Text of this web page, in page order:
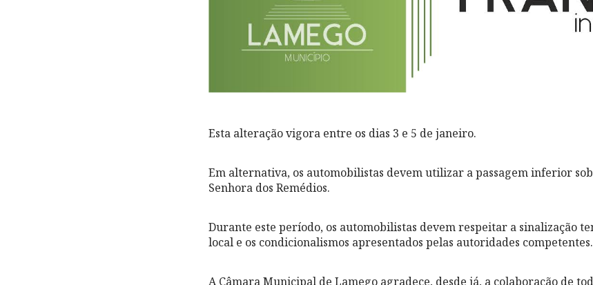
Esta alteração vigora entre os dias 3 e 5 de janeiro.
Em alternativa, os automobilistas devem utilizar a passagem inferior sob
Senhora dos Remédios.
Durante este período, os automobilistas devem respeitar a sinalização
local e os condicionalismos apresentados pelas autoridades competentes.
A Câmara Municipal de Lamego agradece, desde já, a colaboração de